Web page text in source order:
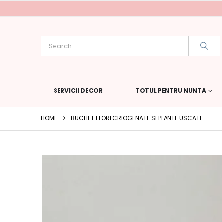
SERVICII DECOR TOTUL PENTRU NUNTA
HOME BUCHET FLORI CRIOGENATE SI PLANTE USCATE